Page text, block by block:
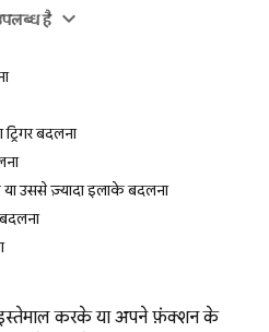
है
बदलना
उससे ज़्यादा इलाके बदलना
करके या अपने फ़ंक्शन के